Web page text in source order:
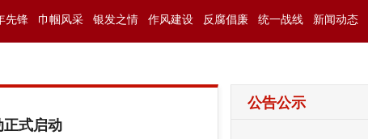
先锋 巾帼风采 银发之情 作风建设 反腐倡廉 统一战线 新闻动态
式启动
公告公示